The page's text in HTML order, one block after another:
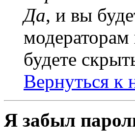
Да, и вы
будете
Вернуться к
Я забыл